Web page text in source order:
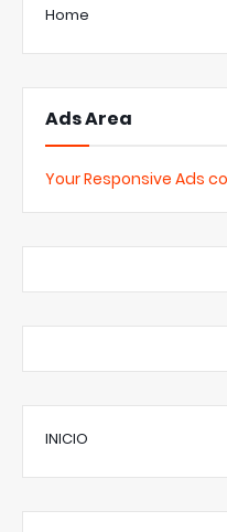
Home
Ads Area
Your Responsive Ads
INICIO